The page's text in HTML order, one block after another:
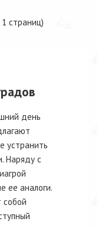
страниц)
день
устранить
Наряду с
ее аналоги.
собой